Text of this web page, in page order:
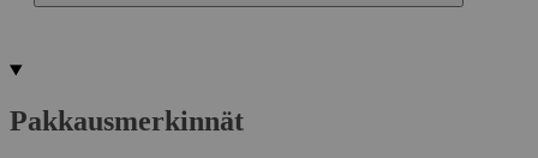
Pakkausmerkinnät